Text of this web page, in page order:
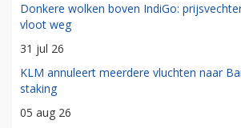
Donkere wolken boven IndiGo:
vloot weg
31 jul 26
KLM annuleert meerdere vluchten naar
staking
05 aug 26